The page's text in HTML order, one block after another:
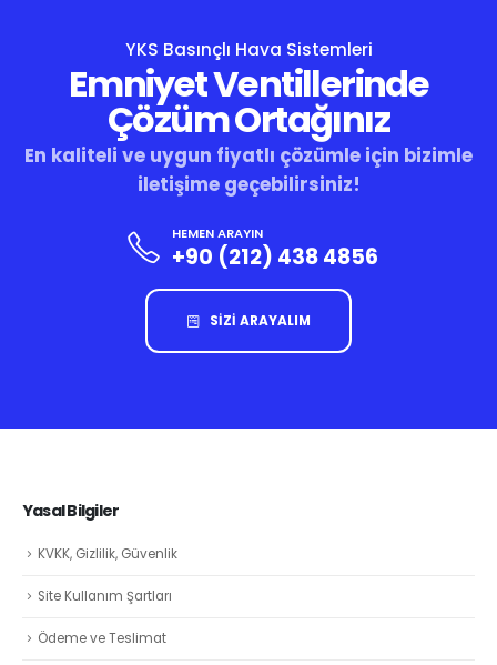
YKS Basınçlı Hava Sistemleri
Emniyet Ventillerinde
Çözüm Ortağınız
En kaliteli ve uygun fiyatlı çözümle için bizimle
iletişime geçebilirsiniz!
HEMEN ARAYIN
+90 (212) 438 4856
SİZİ ARAYALIM
Yasal Bilgiler
KVKK, Gizlilik, Güvenlik
Site Kullanım Şartları
Ödeme ve Teslimat